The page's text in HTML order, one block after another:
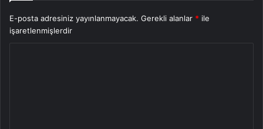
E-posta adresiniz yayınlanmayacak. Gerekli alanlar * ile
işaretlenmişlerdir